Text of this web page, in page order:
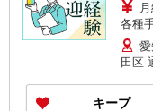
各種
者は
田区
料）
キープ